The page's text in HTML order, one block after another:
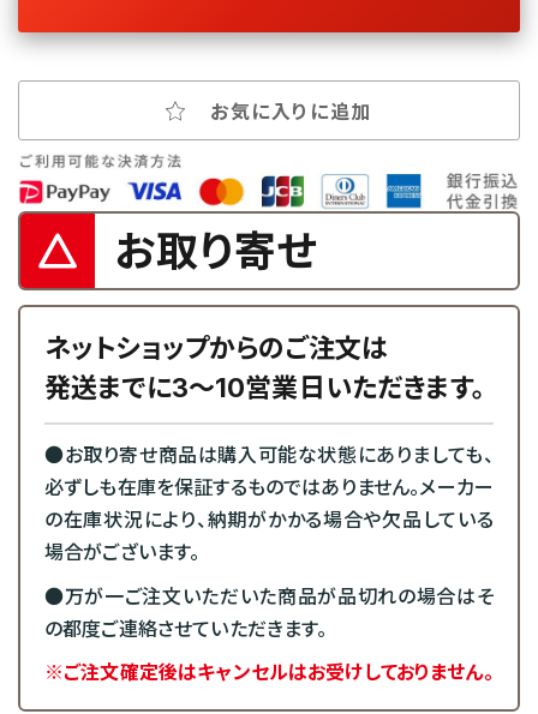
お気に入りに追加
お取り寄せ
ネットショップからのご注文は
発送までに3～10営業日いただきます。
●お取り寄せ商品は購入可能な状態にありましても、
必ずしも在庫を保証するものではありません。メーカー
の在庫状況により、納期がかかる場合や欠品している
場合がございます。
●万が一ご注文いただいた商品が品切れの場合はそ
の都度ご連絡させていただきます。
※ご注文確定後はキャンセルはお受けしておりません。